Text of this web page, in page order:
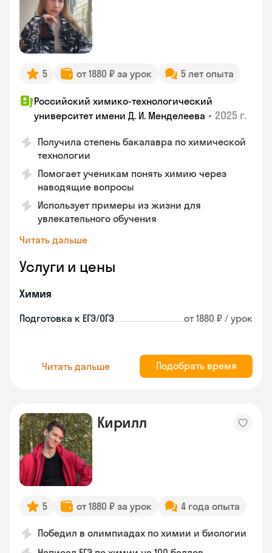
5 от 1880 ₽ за урок 5 лет опыта
Российский химико-технологический
университет имени Д. И. Менделеева • 2025 г.
Получила степень бакалавра по химической
технологии
Помогает ученикам понять химию через
наводящие вопросы
Использует примеры из жизни для
увлекательного обучения
Читать дальше
Услуги и цены
Химия
Подготовка к ЕГЭ/ОГЭ от 1880 ₽ / урок
Читать дальше Подобрать время
Кирилл
5 от 1880 ₽ за урок 4 года опыта
Победил в олимпиадах по химии и биологии